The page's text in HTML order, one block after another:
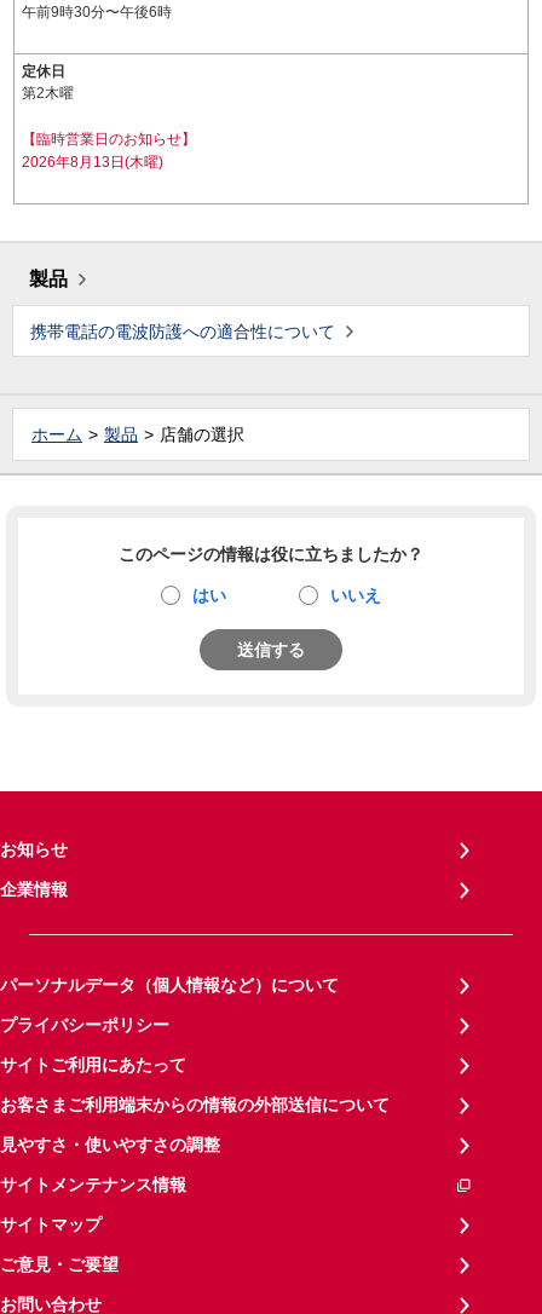
午前9時30分〜午後6時
定休日
第2木曜
【臨時営業日のお知らせ】
2026年8月13日(木曜)
製品
携帯電話の電波防護への適合性について
ホーム 製品 店舗の選択
このページの情報は役に立ちましたか？
はい いいえ
送信する
お知らせ
企業情報
パーソナルデータ（個人情報など）について
プライバシーポリシー
サイトご利用にあたって
お客さまご利用端末からの情報の外部送信について
見やすさ・使いやすさの調整
サイトメンテナンス情報
サイトマップ
ご意見・ご要望
お問い合わせ